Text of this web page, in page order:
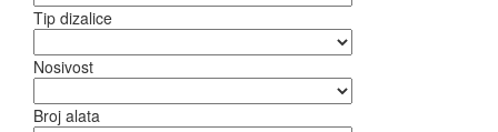
Tip dizalice
Nosivost
Broj alata